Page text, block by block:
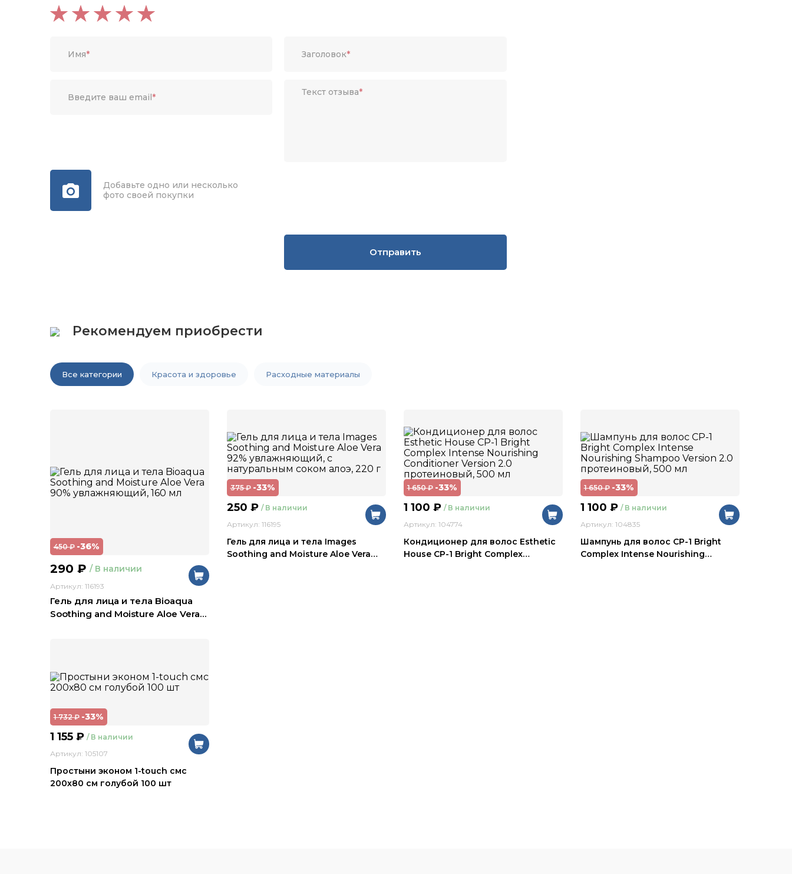
Имя*
Введите ваш email*
Заголовок*
Текст отзыва*
Добавьте одно или несколько
фото своей покупки
Отправить
Рекомендуем приобрести
Все категории Красота и здоровье Расходные материалы
450₽ -36%
290 ₽ / В наличии
Артикул: 116193
Гель для лица и тела Bioaqua
Soothing and Moisture Aloe Vera…
375₽ -33%
250 ₽ / В наличии
Артикул: 116195
Гель для лица и тела Images
Soothing and Moisture Aloe Vera…
1 650₽ -33%
1 100 ₽ / В наличии
Артикул: 104774
Кондиционер для волос Esthetic
House CP-1 Bright Complex…
1 650₽ -33%
1 100 ₽ / В наличии
Артикул: 104835
Шампунь для волос CP-1 Bright
Complex Intense Nourishing…
1 732₽ -33%
1 155 ₽ / В наличии
Артикул: 105107
Простыни эконом 1-touch смс
200х80 см голубой 100 шт